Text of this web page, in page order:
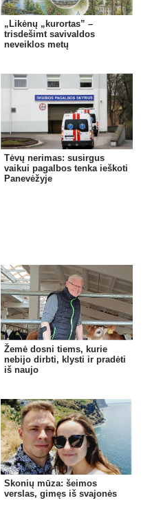
„Likėnų „kurortas” –
trisdešimt savivaldos
neveiklos metų
Tėvų nerimas: susirgus
vaikui pagalbos tenka ieškoti
Panevėžyje
Žemė dosni tiems, kurie
nebijo dirbti, klysti ir pradėti
iš naujo
Skonių mūza: šeimos
verslas, gimęs iš svajonės